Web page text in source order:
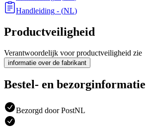
Handleiding - (NL)
Productveiligheid
Verantwoordelijk voor productveiligheid zie
informatie over de fabrikant
Bestel- en bezorginformatie
Bezorgd door PostNL